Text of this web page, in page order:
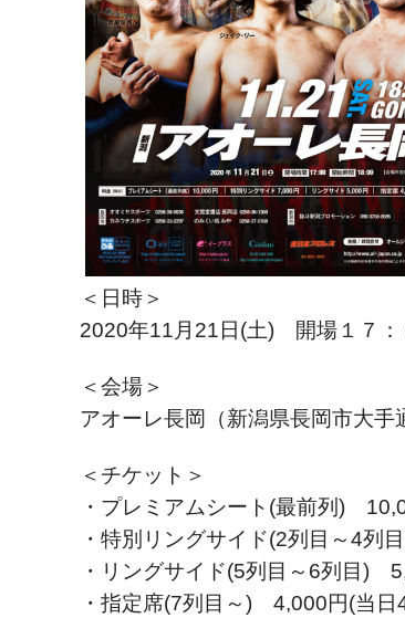
＜日時＞
2020年11月21日(土) 開場１７
＜会場＞
アオーレ長岡（新潟県長岡市大手
＜チケット＞
・プレミアムシート(最前列)
・特別リングサイド(2列目～4
・リングサイド(5列目～6列目)
・指定席(7列目～) 4,000円(当日